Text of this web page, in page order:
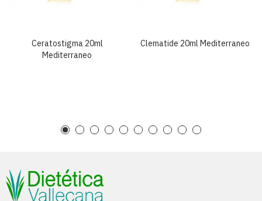
Ceratostigma 20ml
Mediterraneo
Clematide 20ml Mediterraneo